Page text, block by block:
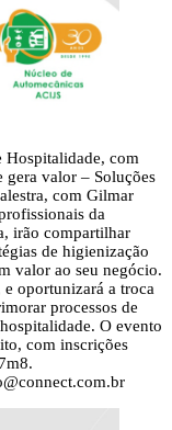
Hospitalidade, com
gera valor – Soluções
com Gilmar
da
irão compartilhar
de higienização
valor ao seu negócio.
e oportunizará a troca
processos de
O evento
com inscrições